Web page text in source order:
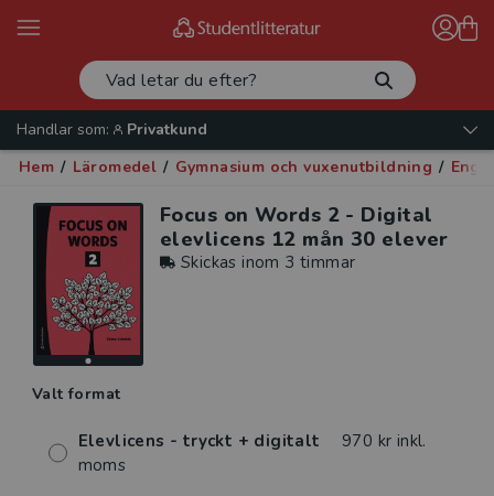
Handlar som:
Privatkund
Hem / Läromedel / Gymnasium och vuxenutbildning /
Focus on Words 2 - Digital
elevlicens 12 mån 30 elever
Skickas inom 3 timmar
Valt format
Elevlicens - tryckt + digitalt
970 kr inkl.
moms